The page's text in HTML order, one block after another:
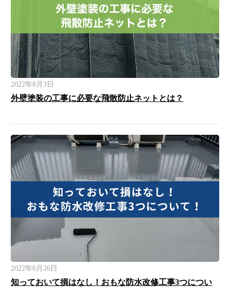
2022年8月3日
外壁塗装の工事に必要な飛散防止ネットとは？
2022年6月26日
知っておいて損はなし！おもな防水改修工事3つについ